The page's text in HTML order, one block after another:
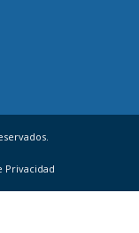
Privacidad